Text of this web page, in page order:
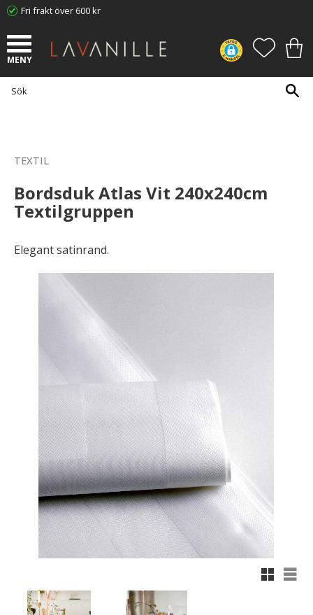
Fri frakt över 600 kr
TEXTIL
Bordsduk Atlas Vit 240x240cm
Textilgruppen
Elegant satinrand.